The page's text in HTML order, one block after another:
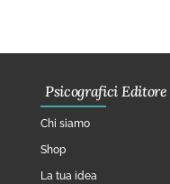
Psicografici Editore
Chi siamo
Shop
La tua idea